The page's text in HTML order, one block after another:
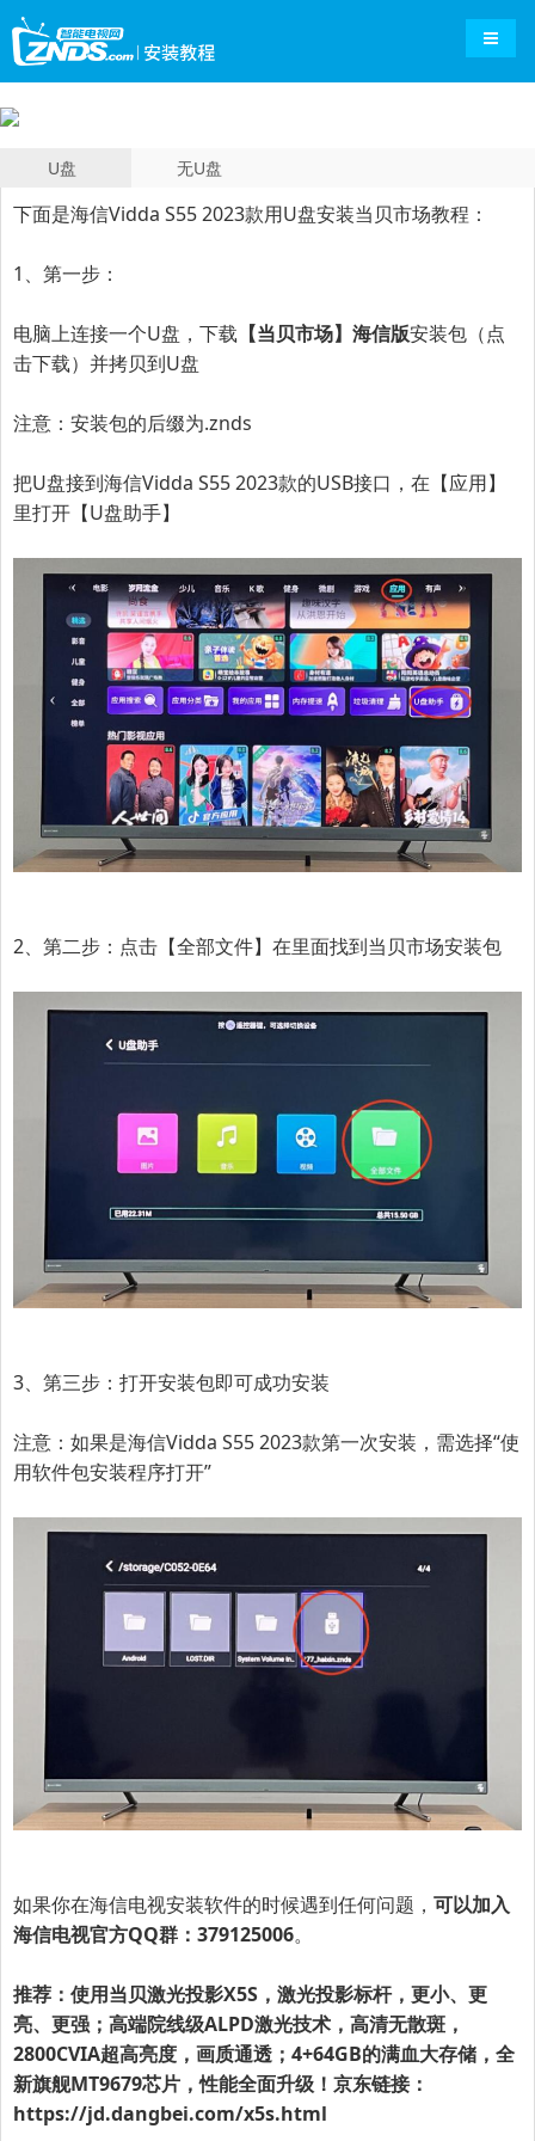
导航
U盘 无U盘
下面是海信Vidda S55 2023款用U盘安装当贝市场教程：
1、第一步：
电脑上连接一个U盘，下载 【当贝市场】海信版安装包（点
击下载）并拷贝到U盘
注意：安装包的后缀为.znds
把U盘接到海信Vidda S55 2023款的USB接口，在【应用】
里打开【U盘助手】
2、第二步： 点击【全部文件】在里面找到当贝市场安装包
3、第三步：打开安装包即可成功安装
注意：如果是海信Vidda S55 2023款第一次安装，需选择“使
用软件包安装程序打开”
如果你在海信电视安装软件的时候遇到任何问题， 可以加入
海信电视官方QQ群 ：379125006。
推荐：使用当贝激光投影X5S，激光投影标杆，更小、更
亮、更强；高端院线级ALPD激光技术，高清无散斑，
2800CVIA超高亮度，画质通透；4+64GB的满血大存储，全
新旗舰MT9679芯片，性能全面升级！京东链接：
https://jd.dangbei.com/x5s.html